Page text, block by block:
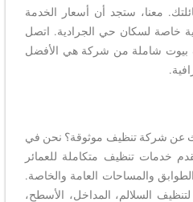
معنا، ستجد أن أسعار الخدمة
خاصة لسكان حي الجرادية. اتصل
بيوت شاملة من شركة هي الأفضل
عن شركة تنظيف موثوقة؟ نحن في
خدمات تنظيف متكاملة للعمائر
والمساحات العامة والخاصة.
السلالم، المداخل، الأسطح،